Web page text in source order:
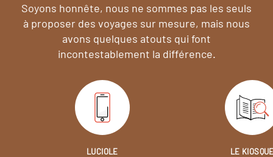
Soyons honnête, nous ne sommes pas les seuls
à proposer des voyages sur mesure, mais nous
avons quelques atouts qui font
incontestablement la différence.
LUCIOLE
LE